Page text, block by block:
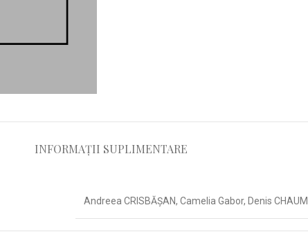
INFORMAȚII SUPLIMENTARE
Andreea CRISBĂȘAN, Camelia Gabor, Denis